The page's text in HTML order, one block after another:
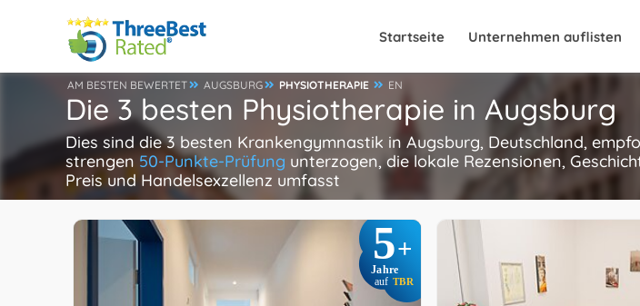
Startseite Unternehmen auflisten
AM BESTEN BEWERTET AUGSBURG PHYSIOTHERAPIE EN
Die 3 besten Physiotherapie in Augsburg
Dies sind die 3 besten Krankengymnastik in Augsburg, Deutschland,
strengen 50-Punkte-Prüfung unterzogen, die lokale Rezensionen,
Preis und Handelsexzellenz umfasst
5+
Jahre
auf TBR